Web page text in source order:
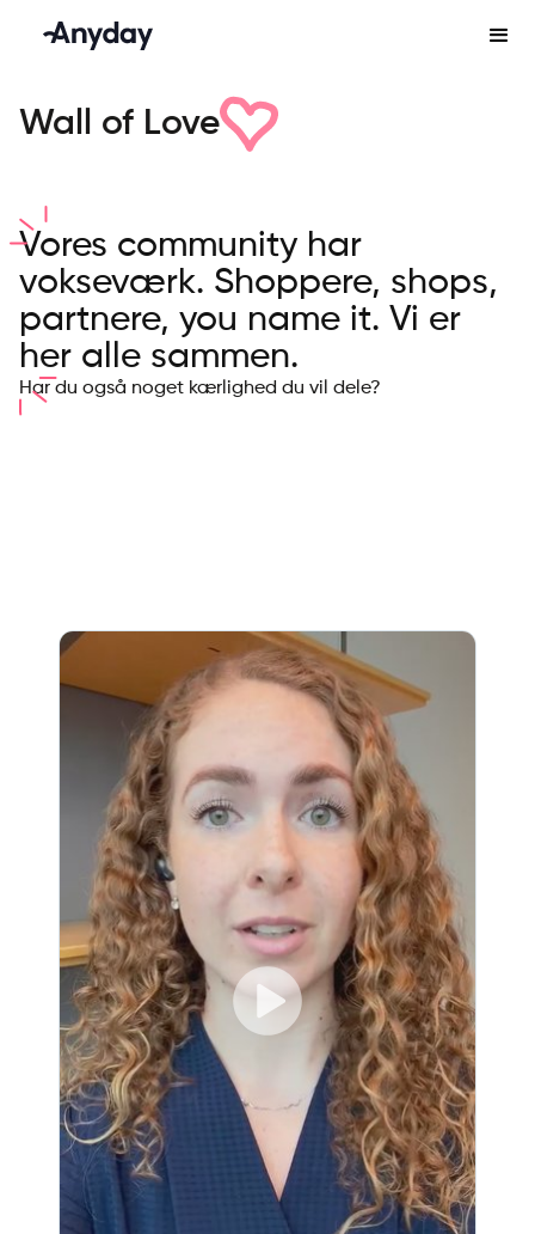
Wall of Love
Vores community har
vokseværk. Shoppere, shops,
partnere, you name it. Vi er
her alle sammen.
Har du også noget kærlighed du vil dele?